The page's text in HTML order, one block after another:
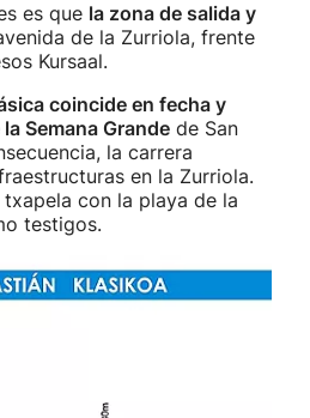
es que la zona de salida y
de la Zurriola, frente
Kursaal.
coincide en fecha y
Semana Grande de San
la carrera
en la Zurriola.
con la playa de la
testigos.